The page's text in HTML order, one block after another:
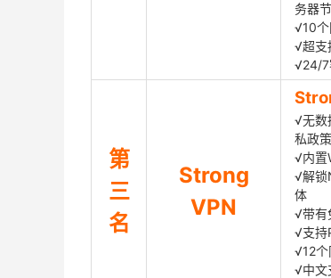
务器
√10
√超支
√24/7
第
三
名
Strong
VPN
√无数
私政策
√内置
√解锁
体
√带有
√支持
√12个
√中文